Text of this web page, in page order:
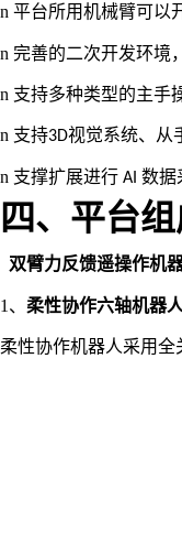
n 平台所用机械臂可以
n 完善的二次开发环境
n 支持多种类型的主手
n 支持3D视觉系统、从
n 支撑扩展进行 AI 数据
四、平台
双臂力反馈遥操作机
1、 柔性协作六轴机器人
柔性协作机器人采用